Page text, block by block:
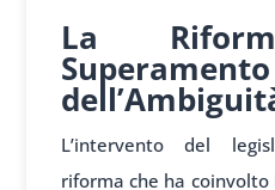
La
Superamento
L’intervento del
riforma che ha coinvolto